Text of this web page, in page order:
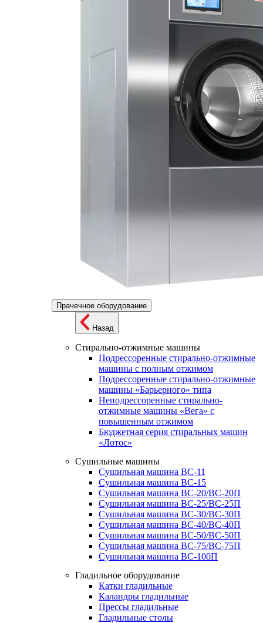
Прачечное оборудование
Назад
Стирально-отжимные машины
Подрессоренные стирально-отжимные
машины с полным отжимом
Подрессоренные стирально-отжимные
машины «Барьерного» типа
Неподрессоренные стирально-
отжимные машины «Вега» с
повышенным отжимом
Бюджетная серия стиральных машин
«Лотос»
Сушильные машины
Сушильная машина ВС-11
Сушильная машина ВС-15
Сушильная машина ВС-20/ВС-20П
Сушильная машина ВС-25/ВС-25П
Сушильная машина ВС-30/ВС-30П
Сушильная машина ВС-40/ВС-40П
Сушильная машина ВС-50/ВС-50П
Сушильная машина ВС-75/ВС-75П
Сушильная машина ВС-100П
Гладильное оборудование
Катки гладильные
Каландры гладильные
Прессы гладильные
Гладильные столы